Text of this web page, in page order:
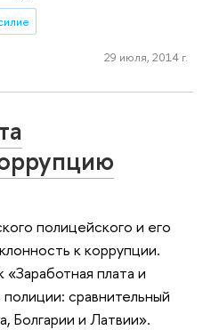
29 июля, 2014 г.
полицейского и его
к коррупции.
плата и
сравнительный
Болгарии и Латвии».